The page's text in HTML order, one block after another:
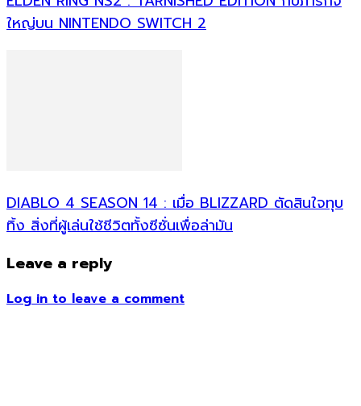
ใหญ่บน NINTENDO SWITCH 2
DIABLO 4 SEASON 14 : เมื่อ BLIZZARD ตัดสินใจทุบ
ทิ้ง สิ่งที่ผู้เล่นใช้ชีวิตทั้งซีซั่นเพื่อล่ามัน
Leave a reply
Log in to leave a comment